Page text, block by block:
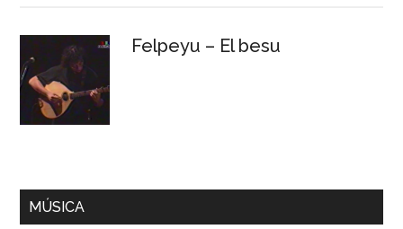
Felpeyu – El besu
MÚSICA